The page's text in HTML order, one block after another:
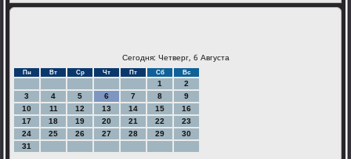
Сегодня: Четверг, 6 Августа
Пн Вт Ср Чт Пт Сб Вс
1
2
3
4 5 6 7 8
9
10
11 12 13 14 15
16
17
18 19 20 21 22
23
24
25 26 27 28 29
30
31